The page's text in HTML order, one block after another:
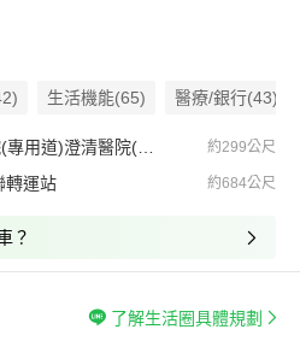
生活機能(65) 醫療/銀行(43)
道)澄清醫院(專用道) 約299公尺
轉運站 約684公尺
？
了解生活圈具體規劃